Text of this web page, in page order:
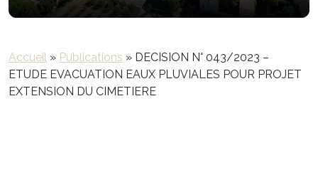
Accueil » Publications » DECISION N° 043/2023 –
ETUDE EVACUATION EAUX PLUVIALES POUR PROJET
EXTENSION DU CIMETIERE